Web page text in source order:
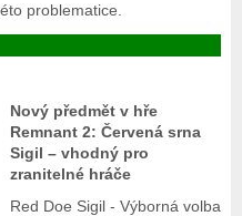
problematice.
Nový předmět v hře
Remnant 2: Červená srna
Sigil – vhodný pro
zranitelné hráče
Red Doe Sigil - Výborná volba